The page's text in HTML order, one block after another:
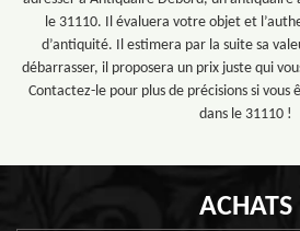
le 31110. Il évaluera votre objet et
d’antiquité. Il estimera par la suite sa
débarrasser, il proposera un prix juste qui
Contactez-le pour plus de précisions si vous
dans le 31110 !
ACHATS